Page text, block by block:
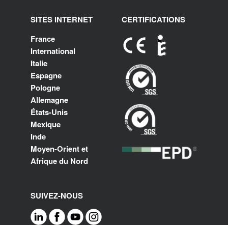
SITES INTERNET
France
International
Italie
Espagne
Pologne
Allemagne
États-Unis
Mexique
Inde
Moyen-Orient et
Afrique du Nord
CERTIFICATIONS
SUIVEZ-NOUS